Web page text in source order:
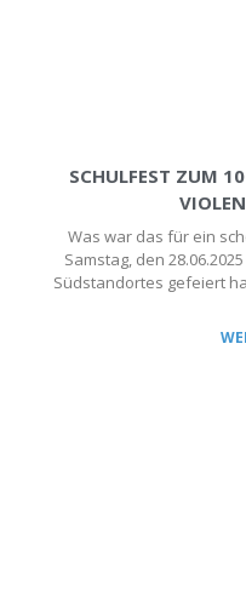
SCHULFEST ZUM
Was war das für ein
Samstag, den
Südstandortes gefeiert